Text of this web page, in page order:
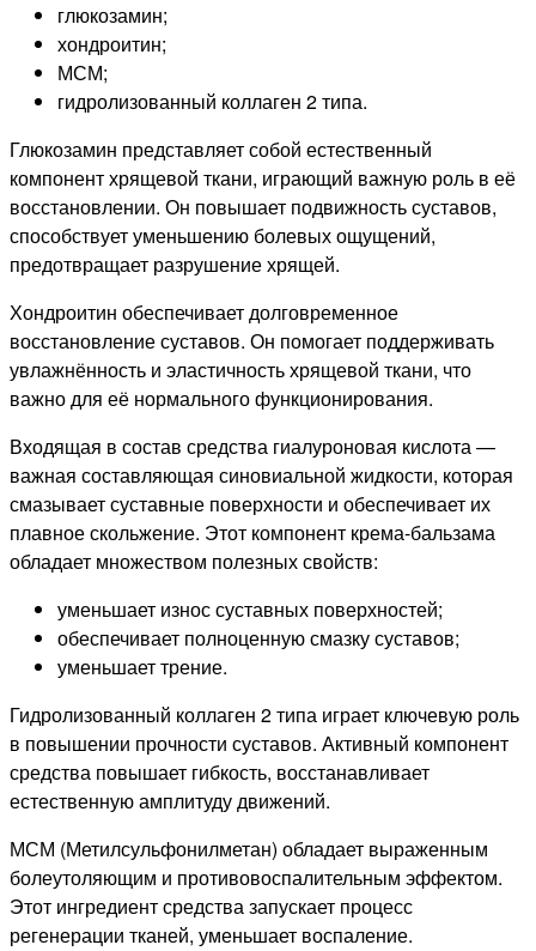
глюкозамин;
хондроитин;
МСМ;
гидролизованный коллаген 2 типа.
Глюкозамин представляет собой естественный
компонент хрящевой ткани, играющий важную роль в её
восстановлении. Он повышает подвижность суставов,
способствует уменьшению болевых ощущений,
предотвращает разрушение хрящей.
Хондроитин обеспечивает долговременное
восстановление суставов. Он помогает поддерживать
увлажнённость и эластичность хрящевой ткани, что
важно для её нормального функционирования.
Входящая в состав средства гиалуроновая кислота —
важная составляющая синовиальной жидкости, которая
смазывает суставные поверхности и обеспечивает их
плавное скольжение. Этот компонент крема-бальзама
обладает множеством полезных свойств:
уменьшает износ суставных поверхностей;
обеспечивает полноценную смазку суставов;
уменьшает трение.
Гидролизованный коллаген 2 типа играет ключевую роль
в повышении прочности суставов. Активный компонент
средства повышает гибкость, восстанавливает
естественную амплитуду движений.
МСМ (Метилсульфонилметан) обладает выраженным
болеутоляющим и противовоспалительным эффектом.
Этот ингредиент средства запускает процесс
регенерации тканей, уменьшает воспаление.